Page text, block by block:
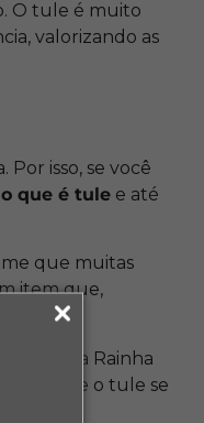
O tule é muito
valorizando as
isso, se você
o que é tule e até
que muitas
item que,
pela Rainha
que o tule se